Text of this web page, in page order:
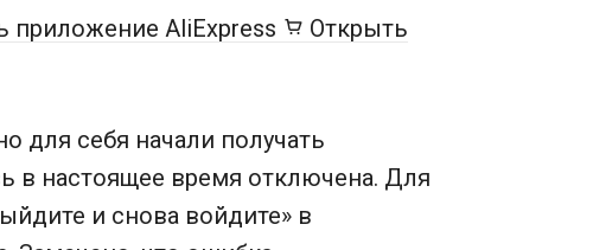
приложение AliExpress
Открыть
для себя начали получать
в настоящее время отключена. Для
и снова войдите» в